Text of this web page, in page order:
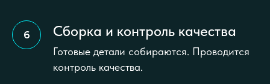
Сборка и контроль качества
Готовые детали собираются. Проводится
контроль качества.